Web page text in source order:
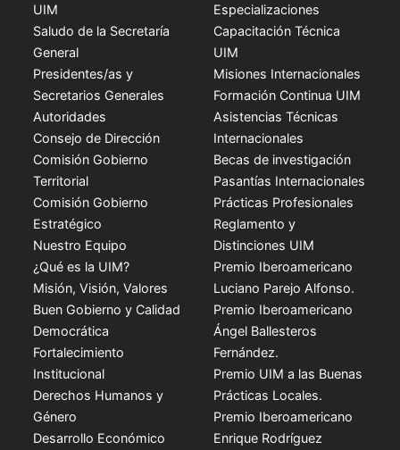
UIM
Saludo de la Secretaría
General
Presidentes/as y
Secretarios Generales
Autoridades
Consejo de Dirección
Comisión Gobierno
Territorial
Comisión Gobierno
Estratégico
Nuestro Equipo
¿Qué es la UIM?
Misión, Visión, Valores
Buen Gobierno y Calidad
Democrática
Fortalecimiento
Institucional
Derechos Humanos y
Género
Desarrollo Económico
Especializaciones
Capacitación Técnica
UIM
Misiones Internacionales
Formación Continua UIM
Asistencias Técnicas
Internacionales
Becas de investigación
Pasantías Internacionales
Prácticas Profesionales
Reglamento y
Distinciones UIM
Premio Iberoamericano
Luciano Parejo Alfonso.
Premio Iberoamericano
Ángel Ballesteros
Fernández.
Premio UIM a las Buenas
Prácticas Locales.
Premio Iberoamericano
Enrique Rodríguez